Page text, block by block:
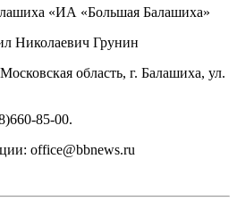
«ИА «Большая Балашиха»
Николаевич Грунин
область, г. Балашиха, ул.
85-00.
office@bbnews.ru